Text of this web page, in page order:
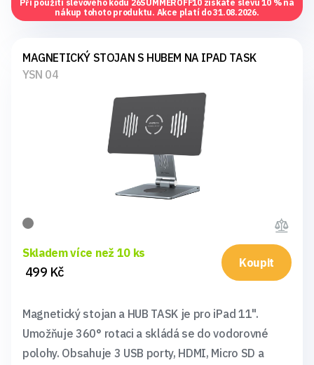
Při použití slevového kódu 26SUMMEROFF10 získáte slevu 10 % na
nákup tohoto produktu. Akce platí do 31.08.2026.
MAGNETICKÝ STOJAN S HUBEM NA IPAD TASK
YSN 04
Skladem více než 10 ks
499 Kč
Koupit
Magnetický stojan a HUB TASK je pro iPad 11".
Umožňuje 360° rotaci a skládá se do vodorovné
polohy. Obsahuje 3 USB porty, HDMI, Micro SD a